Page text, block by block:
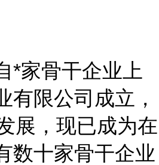
*家骨干企业上
有限公司成立，
展，现已成为在
数十家骨干企业